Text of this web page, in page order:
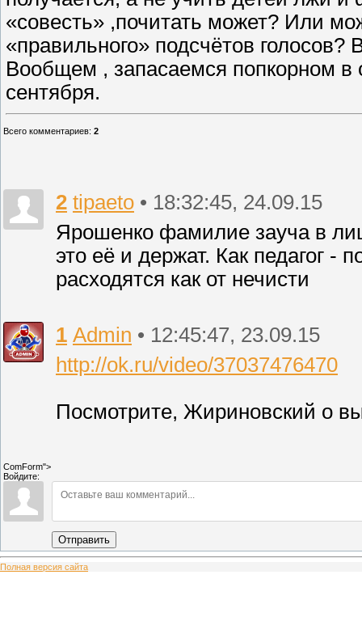
«совесть» ,почитать может? Или
«правильного» подсчётов
Вообщем , запасаемся попкорном
сентября.
Всего комментариев: 2
2 tipaeto • 18:32:45, 24.09.15
Ярошенко фамилие зауча в
это её и держат. Как педагог -
расходятся как от нечисти
1 Admin • 12:45:47, 23.09.15
http://ok.ru/video/37037476470
Посмотрите, Жириновский о
ComForm">
Войдите:
Отправить
Полная версия сайта